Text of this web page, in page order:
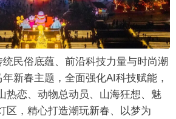
民俗底蕴、前沿科技力量与时尚潮
新春主题，全面强化AI科技赋能，
热恋、动物总动员、山海狂想、魅
区，精心打造潮玩新春、以梦为